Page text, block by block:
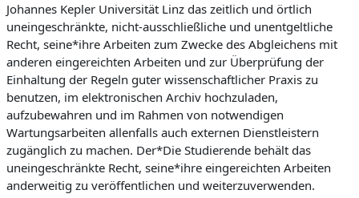
Johannes Kepler Universität Linz das zeitlich und örtlich
uneingeschränkte, nicht-ausschließliche und unentgeltliche
Recht, seine*ihre Arbeiten zum Zwecke des Abgleichens mit
anderen eingereichten Arbeiten und zur Überprüfung der
Einhaltung der Regeln guter wissenschaftlicher Praxis zu
benutzen, im elektronischen Archiv hochzuladen,
aufzubewahren und im Rahmen von notwendigen
Wartungsarbeiten allenfalls auch externen Dienstleistern
zugänglich zu machen. Der*Die Studierende behält das
uneingeschränkte Recht, seine*ihre eingereichten Arbeiten
anderweitig zu veröffentlichen und weiterzuverwenden.